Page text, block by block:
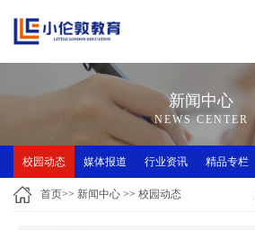
新闻中心
NEWS CENTER
校园动态 媒体报道 行业资讯 精品专栏
首页>> 新闻中心 >> 校园动态